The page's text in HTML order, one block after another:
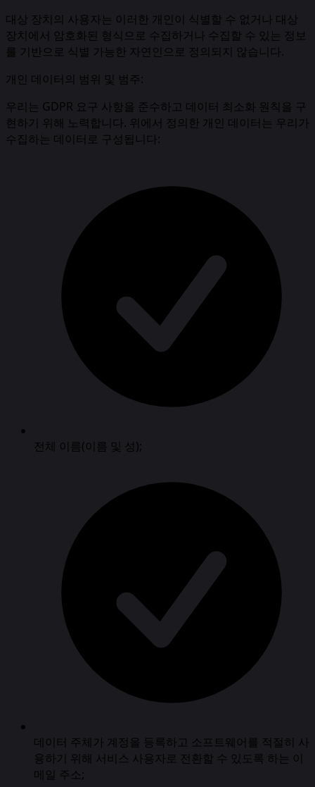
대상 장치의 사용자는 이러한 개인이 식별할 수 없거나 대상
장치에서 암호화된 형식으로 수집하거나 수집할 수 있는 정보
를 기반으로 식별 가능한 자연인으로 정의되지 않습니다.
개인 데이터의 범위 및 범주:
우리는 GDPR 요구 사항을 준수하고 데이터 최소화 원칙을 구
현하기 위해 노력합니다. 위에서 정의한 개인 데이터는 우리가
수집하는 데이터로 구성됩니다:
전체 이름(이름 및 성);
데이터 주체가 계정을 등록하고 소프트웨어를 적절히 사
용하기 위해 서비스 사용자로 전환할 수 있도록 하는 이
메일 주소;